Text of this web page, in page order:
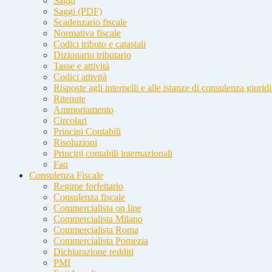
Saggi (PDF)
Scadenzario fiscale
Normativa fiscale
Codici tributo e catastali
Dizionario tributario
Tasse e attività
Codici attività
Risposte agli interpelli e alle istanze di consulenza
Ritenute
Ammortamento
Circolari
Principi Contabili
Risoluzioni
Principi contabili internazionali
Faq
Consulenza Fiscale
Regime forfettario
Consulenza fiscale
Commercialista on line
Commercialista Milano
Commercialista Roma
Commercialista Pomezia
Dichiarazione redditi
PMI